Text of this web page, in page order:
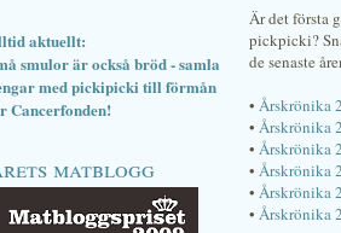
aktuellt:
smulor är också bröd - samla
med pickipicki till förmån
Cancerfonden!
matblogg
Är det första
pickpicki?
de senaste
• Årskrönika
• Årskrönika
• Årskrönika
• Årskrönika
• Årskrönika
• Årskrönika